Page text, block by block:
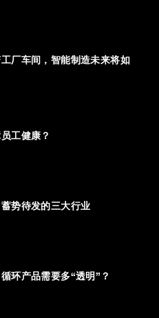
厂车间，智能制造未来将如
工健康？
势待发的三大行业
环产品需要多“透明”？